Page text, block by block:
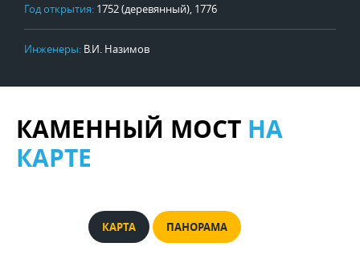
Год открытия: 1752 (деревянный), 1776
Инженеры: В.И. Назимов
КАМЕННЫЙ МОСТ НА
КАРТЕ
КАРТА ПАНОРАМА